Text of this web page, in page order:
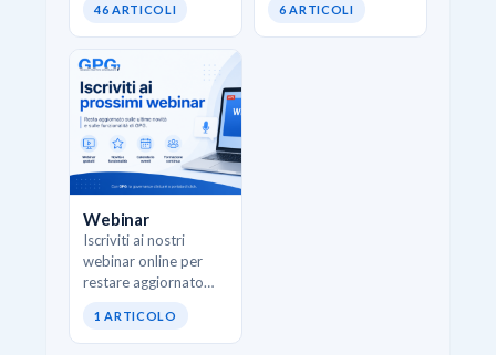
funzione specifica di
GPG e mostra come
usarla correttamente
senza teoria inutile.
Ideali quando…
46 ARTICOLI
strutturati che
spiegano come
6 ARTICOLI
Webinar
Iscriviti ai nostri
webinar online per
restare aggiornato
sulle funzionalità di
GPG.
1 ARTICOLO